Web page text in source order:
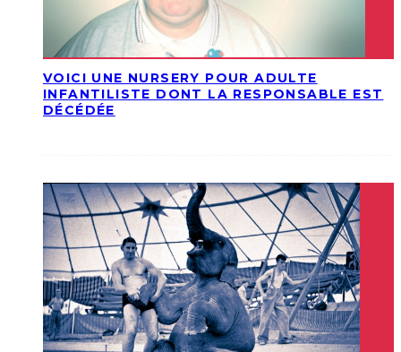
VOICI UNE NURSERY POUR ADULTE
INFANTILISTE DONT LA RESPONSABLE EST
DÉCÉDÉE